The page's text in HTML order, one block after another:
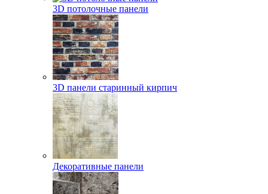
3D потолочные панели
3D панели старинный кирпич
Декоративные панели